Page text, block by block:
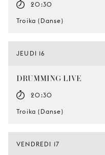
20:30
Troika (Danse)
JEUDI 16
DRUMMING LIVE
20:30
Troika (Danse)
VENDREDI 17